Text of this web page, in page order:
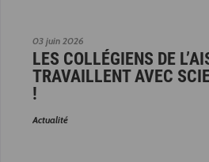
03 juin 2026
LES COLLÉGIENS DE
TRAVAILLENT AVEC
!
Actualité